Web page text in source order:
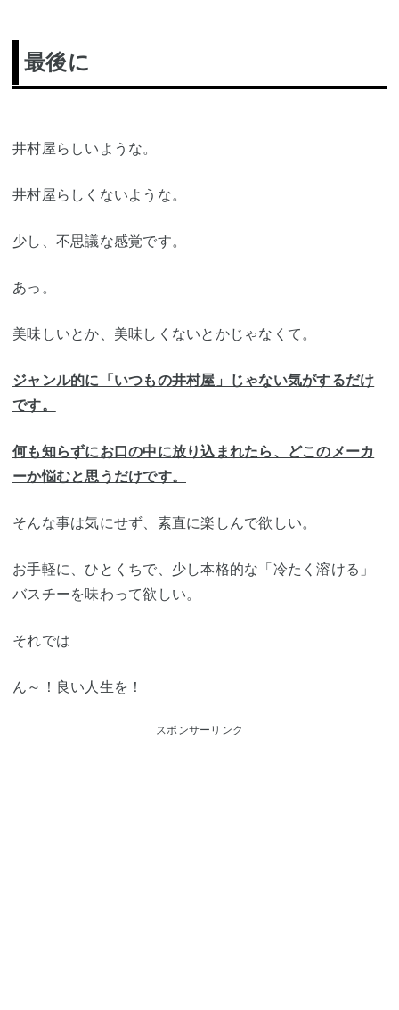
最後に
井村屋らしいような。
井村屋らしくないような。
少し、不思議な感覚です。
あっ。
美味しいとか、美味しくないとかじゃなくて。
ジャンル的に「いつもの井村屋」じゃない気がするだけ
です。
何も知らずにお口の中に放り込まれたら、どこのメーカ
ーか悩むと思うだけです。
そんな事は気にせず、素直に楽しんで欲しい。
お手軽に、ひとくちで、少し本格的な「冷たく溶ける」
バスチーを味わって欲しい。
それでは
ん～！良い人生を！
スポンサーリンク